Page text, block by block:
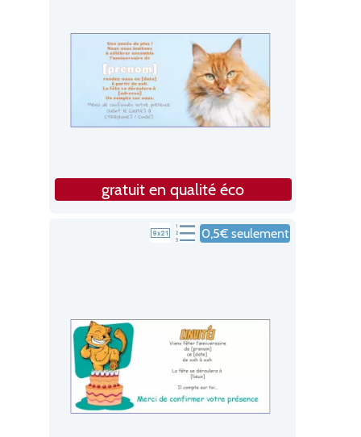
gratuit en qualité éco
0,5€ seulement